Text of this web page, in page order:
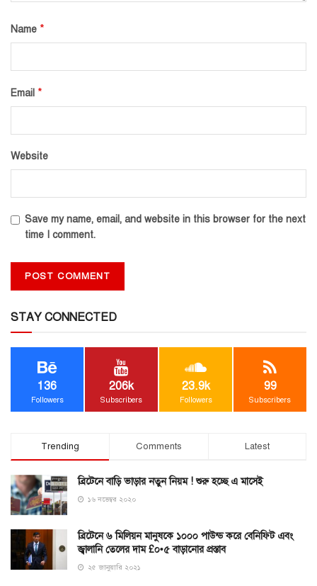
Name *
Email *
Website
Save my name, email, and website in this browser for the next
time I comment.
STAY CONNECTED
136
Followers
206k
Subscribers
23.9k
Followers
99
Subscribers
Trending Comments Latest
ব্রিটেনে বাড়ি ভাড়ার নতুন নিয়ম ! শুরু হচ্ছে এ মাসেই
১৬ নভেম্বর ২০২০
ব্রিটেনে ৬ মিলিয়ন মানুষকে ১০০০ পাউন্ড করে বেনিফিট এবং
জ্বালানি তেলের দাম £০•৫ বাড়ানোর প্রস্তাব
২৫ জানুয়ারি ২০২১